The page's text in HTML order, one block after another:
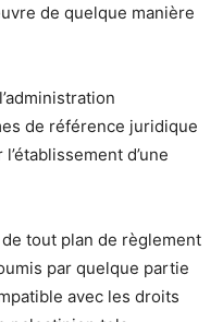
de quelque manière
de référence juridique
d’une
tout plan de règlement
par quelque partie
avec les droits